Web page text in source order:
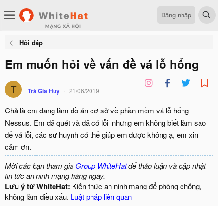
Đăng nhập
Hỏi đáp
Em muốn hỏi về vấn đề vá lỗ hổng
T Trà Gia Huy 21/06/2019
Chả là em đang làm đồ án cơ sở về phần mềm vá lỗ hổng
Nessus. Em đã quét và đã có lỗi, nhưng em không biết làm sao
để vá lỗi, các sư huynh có thể giúp em được không ạ, em xin
cảm ơn.
Mời các bạn tham gia Group WhiteHatđể thảo luận và cập nhật
tin tức an ninh mạng hàng ngày.
Lưu ý từ WhiteHat: Kiến thức an ninh mạng để phòng chống,
không làm điều xấu. Luật pháp liên quan